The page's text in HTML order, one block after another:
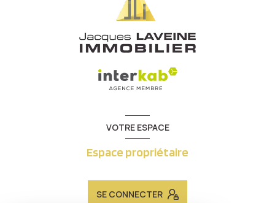
VOTRE ESPACE
Espace propriétaire
SE CONNECTER